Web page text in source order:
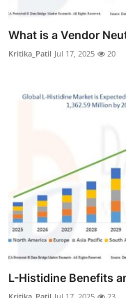
What is a Vendor
Kritika_Patil Jul 17, 2025 20
L-Histidine Benefits